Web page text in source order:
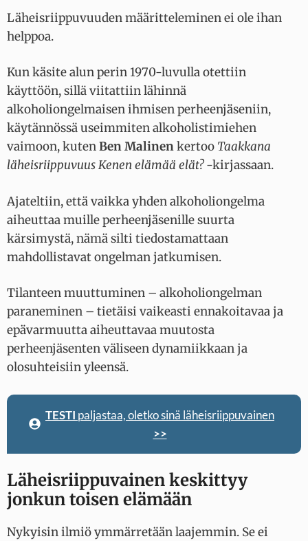
Läheisriippuvuuden määritteleminen ei ole ihan
helppoa.
Kun käsite alun perin 1970-luvulla otettiin
käyttöön, sillä viitattiin lähinnä
alkoholiongelmaisen ihmisen perheenjäseniin,
käytännössä useimmiten alkoholistimiehen
vaimoon, kutenBen Malinenkertoo Taakkana
läheisriippuvuus Kenen elämää elät?-kirjassaan.
Ajateltiin, että vaikka yhden alkoholiongelma
aiheuttaa muille perheenjäsenille suurta
kärsimystä, nämä silti tiedostamattaan
mahdollistavat ongelman jatkumisen.
Tilanteen muuttuminen – alkoholiongelman
paraneminen – tietäisi vaikeasti ennakoitavaa ja
epävarmuutta aiheuttavaa muutosta
perheenjäsenten väliseen dynamiikkaan ja
olosuhteisiin yleensä.
TESTI paljastaa, oletko sinä läheisriippuvainen
>>
Läheisriippuvainen keskittyy
jonkun toisen elämään
Nykyisin ilmiö ymmärretään laajemmin. Se ei